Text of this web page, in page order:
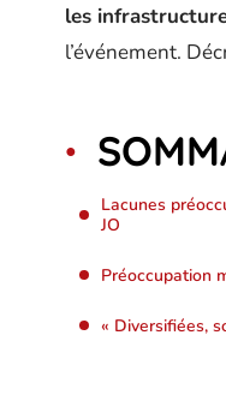
les
l’événement.
Lacunes
JO
Préoccupation
« Diversifiées,